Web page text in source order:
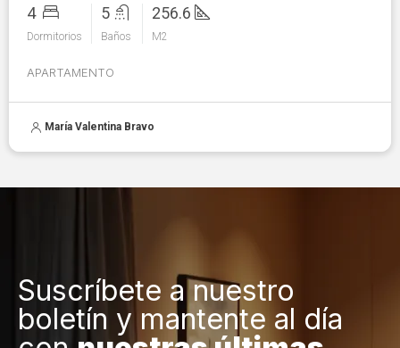
4
Dormitorios
5
Baños
256.6
M2
APARTAMENTO
María Valentina Bravo
Suscríbete a nuestro
boletín y mantente al día